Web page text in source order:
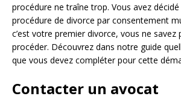
procédure ne traîne trop. Vous avez décidé
procédure de divorce par consentement
c’est votre premier divorce, vous ne
procéder. Découvrez dans notre guide
que vous devez compléter pour cette
Contacter un avocat